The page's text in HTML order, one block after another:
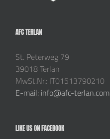
AFC TERLAN
St. Peterweg 79
39018 Terlan
MwSt.Nr.: IT01513790210
E-mail: info@afc-terlan.com
LIKE US ON FACEBOOK